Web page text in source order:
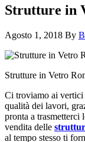
Strutture in
Agosto 1, 2018 By
Strutture in Vetro
Ci troviamo ai vertici
qualità dei lavori,
pronta a
vendita delle
al tempo stesso ti